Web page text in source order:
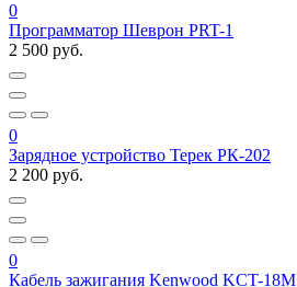
0
Программатор Шеврон PRT-1
2 500 руб.
0
Зарядное устройство Терек РК-202
2 200 руб.
0
Кабель зажигания Kenwood KCT-18M